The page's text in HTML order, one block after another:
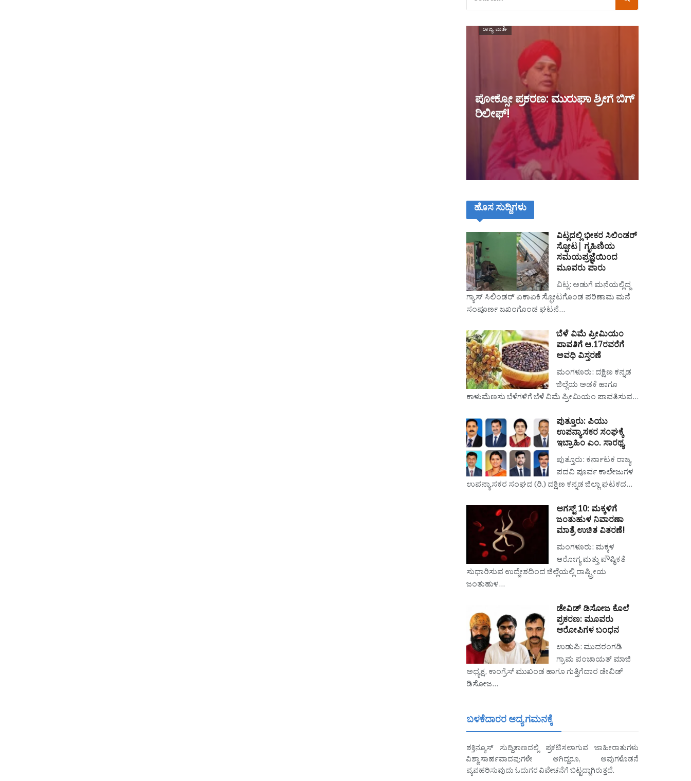
ರಾಜ್ಯ ವಾರ್ತೆ
ಪೋಕ್ಸೋ ಪ್ರಕರಣ: ಮುರುಘಾ ಶ್ರೀಗೆ ಬಿಗ್
ರಿಲೀಫ್!
ಹೊಸ ಸುದ್ದಿಗಳು
ವಿಟ್ಲದಲ್ಲಿ ಭೀಕರ ಸಿಲಿಂಡರ್
ಸ್ಫೋಟ| ಗೃಹಿಣಿಯ
ಸಮಯಪ್ರಜ್ಞೆಯಿಂದ
ಮೂವರು ಪಾರು
ವಿಟ್ಲ: ಅಡುಗೆ ಮನೆಯಲ್ಲಿದ್ದ
ಗ್ಯಾಸ್ ಸಿಲಿಂಡರ್ ಏಕಾಏಕಿ ಸ್ಫೋಟಗೊಂಡ ಪರಿಣಾಮ ಮನೆ
ಸಂಪೂರ್ಣ ಜಖಂಗೊಂಡ ಘಟನೆ…
ಬೆಳೆ ವಿಮೆ ಪ್ರೀಮಿಯಂ
ಪಾವತಿಗೆ ಆ.17ರವರೆಗೆ
ಅವಧಿ ವಿಸ್ತರಣೆ
ಮಂಗಳೂರು: ದಕ್ಷಿಣ ಕನ್ನಡ
ಜಿಲ್ಲೆಯ ಅಡಕೆ ಹಾಗೂ
ಕಾಳುಮೆಣಸು ಬೆಳೆಗಳಿಗೆ ಬೆಳೆ ವಿಮೆ ಪ್ರೀಮಿಯಂ ಪಾವತಿಸುವ…
ಪುತ್ತೂರು: ಪಿಯು
ಉಪನ್ಯಾಸಕರ ಸಂಘಕ್ಕೆ
ಇಬ್ರಾಹಿಂ ಎಂ. ಸಾರಥ್ಯ
ಪುತ್ತೂರು: ಕರ್ನಾಟಕ ರಾಜ್ಯ
ಪದವಿ ಪೂರ್ವ ಕಾಲೇಜುಗಳ
ಉಪನ್ಯಾಸಕರ ಸಂಘದ (ರಿ.) ದಕ್ಷಿಣ ಕನ್ನಡ ಜಿಲ್ಲಾ ಘಟಕದ…
ಆಗಸ್ಟ್ 10: ಮಕ್ಕಳಿಗೆ
ಜಂತುಹುಳ ನಿವಾರಣಾ
ಮಾತ್ರೆ ಉಚಿತ ವಿತರಣೆ!
ಮಂಗಳೂರು: ಮಕ್ಕಳ
ಆರೋಗ್ಯ ಮತ್ತು ಪೌಷ್ಠಿಕತೆ
ಸುಧಾರಿಸುವ ಉದ್ದೇಶದಿಂದ ಜಿಲ್ಲೆಯಲ್ಲಿ ರಾಷ್ಟ್ರೀಯ
ಜಂತುಹುಳ…
ಡೇವಿಡ್ ಡಿಸೋಜ ಕೊಲೆ
ಪ್ರಕರಣ: ಮೂವರು
ಆರೋಪಿಗಳ ಬಂಧನ
ಉಡುಪಿ: ಮುದರಂಗಡಿ
ಗ್ರಾಮ ಪಂಚಾಯತ್ ಮಾಜಿ
ಅಧ್ಯಕ್ಷ, ಕಾಂಗ್ರೆಸ್ ಮುಖಂಡ ಹಾಗೂ ಗುತ್ತಿಗೆದಾರ ಡೇವಿಡ್
ಡಿಸೋಜ…
ಬಳಕೆದಾರರ ಆದ್ಯ ಗಮನಕ್ಕೆ
ಶಕ್ತಿನ್ಯೂಸ್ ಸುದ್ದಿತಾಣದಲ್ಲಿ ಪ್ರಕಟಿಸಲಾಗುವ ಜಾಹೀರಾತುಗಳು
ವಿಶ್ವಾಸಾರ್ಹವಾದವುಗಳೇ ಆಗಿದ್ದರೂ, ಅವುಗಳೊಡನೆ
ವ್ಯವಹರಿಸುವುದು ಓದುಗರ ವಿವೇಚನೆಗೆ ಬಿಟ್ಟದ್ದಾಗಿರುತ್ತದೆ.